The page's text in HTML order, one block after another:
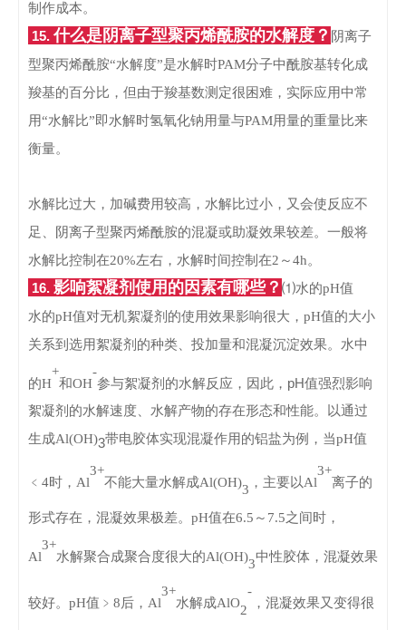
制作成本。
15.什么是阴离子型聚丙烯酰胺的水解度？ 阴离子
型聚丙烯酰胺“水解度”是水解时PAM分子中酰胺基转化成
羧基的百分比，但由于羧基数测定很困难，实际应用中常
用“水解比”即水解时氢氧化钠用量与PAM用量的重量比来
衡量。
水解比过大，加碱费用较高，水解比过小，又会使反应不
足、阴离子型聚丙烯酰胺的混凝或助凝效果较差。一般将
水解比控制在20%左右，水解时间控制在2～4h。
16. 影响絮凝剂使用的因素有哪些？ ⑴水的pH值
水的pH值对无机絮凝剂的使用效果影响很大， pH值的大小
关系到选用絮凝剂的种类、投加量和混凝沉淀效果。水中
的H
+
和OH
-
参与絮凝剂的水解反应，因此， pH值强烈影响
絮凝剂的水解速度、水解产物的存在形态和性能。以通过
生成Al(OH)3带电胶体实现混凝作用的铝盐为例，当pH值
﹤ 4时，Al
3+
不能大量水解成Al(OH)
3
，主要以Al
3+
离子的
形式存在，混凝效果极差。 pH值在6.5 ～ 7.5之间时，
Al
3+
水解聚合成聚合度很大的Al(OH)
3
中性胶体，混凝效果
较好。 pH值﹥ 8后，Al
3+
水解成AlO
2
-
，混凝效果又变得很